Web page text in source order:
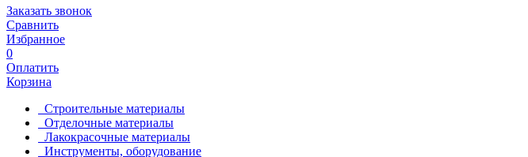
Заказать звонок
Сравнить
Избранное
0
Оплатить
Корзина
Строительные материалы
Отделочные материалы
Лакокрасочные материалы
Инструменты, оборудование